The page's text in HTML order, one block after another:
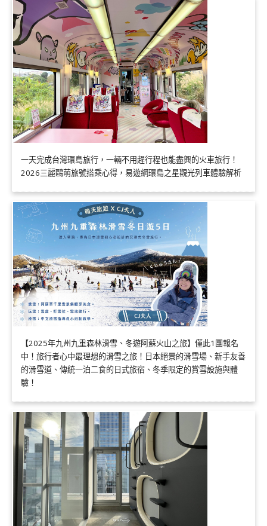
一天完成台灣環島旅行，一輛不用趕行程也能盡興的火車旅行！
2026三麗鷗萌旅號搭乘心得，易遊網環島之星觀光列車體驗解析
【2025年九州九重森林滑雪、冬遊阿蘇火山之旅】僅此1團報名
中！旅行者心中最理想的滑雪之旅！日本絕景的滑雪場、新手友善
的滑雪道、傳統一泊二食的日式旅宿、冬季限定的賞雪設施與體
驗！